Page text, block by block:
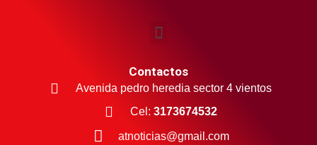
Contactos
Avenida pedro heredia sector 4 vientos
Cel: 3173674532
atnoticias@gmail.com